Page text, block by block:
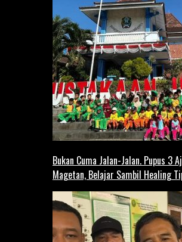
Bukan Cuma Jalan-Jalan. Pupus 3
Magetan, Belajar Sambil Healing